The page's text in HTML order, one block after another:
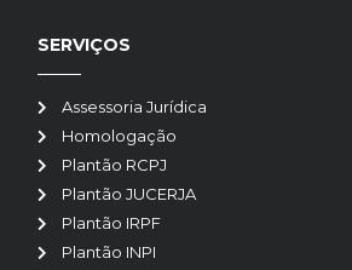
SERVIÇOS
Assessoria Jurídica
Homologação
Plantão RCPJ
Plantão JUCERJA
Plantão IRPF
Plantão INPI